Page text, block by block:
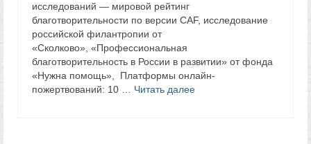
исследований — мировой рейтинг
благотворительности по версии CAF, исследование
российской филантропии от
«Сколково», «Профессиональная
благотворительность в России в развитии» от фонда
«Нужна помощь», Платформы онлайн-
пожертвований: 10 … Читать далее